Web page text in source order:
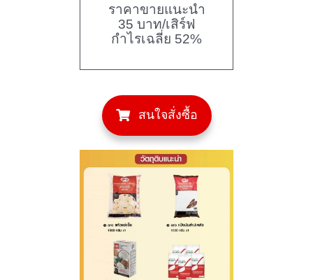
ราคาขายแนะนำ
35 บาท/เสิร์ฟ
กำไรเฉลี่ย 52%
สนใจสั่งซื้อ